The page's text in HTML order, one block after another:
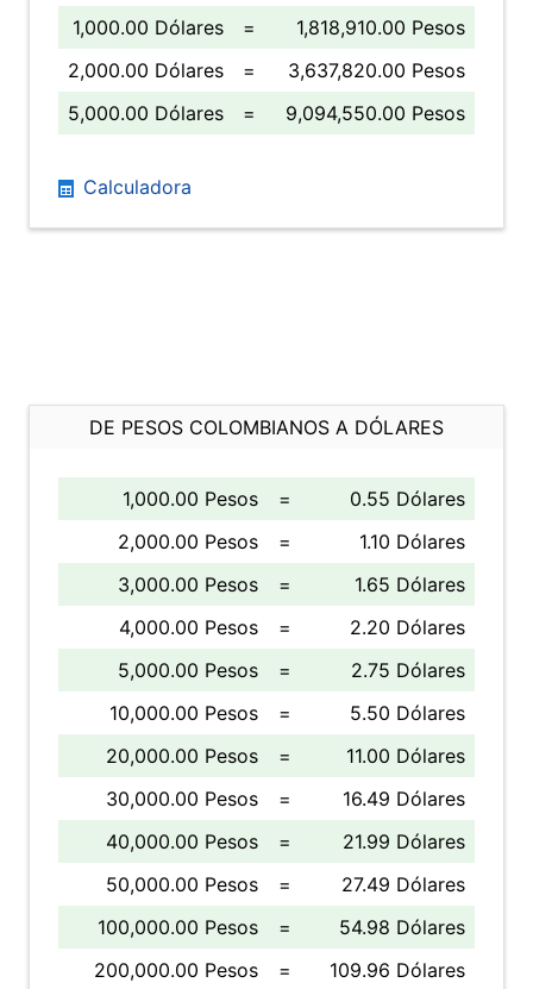
1,000.00 Dólares
=
1,818,910.00 Pesos
2,000.00 Dólares
=
3,637,820.00 Pesos
5,000.00 Dólares
= 9,094,550.00 Pesos
Calculadora
DE PESOS COLOMBIANOS A DÓLARES
1,000.00 Pesos =
0.55 Dólares
2,000.00 Pesos
=
1.10 Dólares
3,000.00 Pesos
=
1.65 Dólares
4,000.00 Pesos
=
2.20 Dólares
5,000.00 Pesos
=
2.75 Dólares
10,000.00 Pesos
=
5.50 Dólares
20,000.00 Pesos
=
11.00 Dólares
30,000.00 Pesos
=
16.49 Dólares
40,000.00 Pesos
=
21.99 Dólares
50,000.00 Pesos
=
27.49 Dólares
100,000.00 Pesos
=
54.98 Dólares
200,000.00 Pesos
= 109.96 Dólares